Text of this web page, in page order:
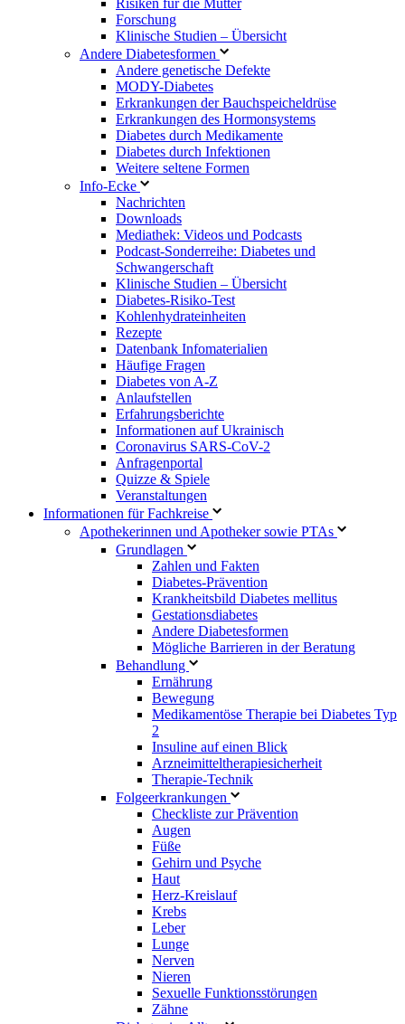
Forschung
Klinische Studien – Übersicht
Andere Diabetesformen
Andere genetische Defekte
MODY-Diabetes
Erkrankungen der Bauchspeicheldrüse
Erkrankungen des Hormonsystems
Diabetes durch Medikamente
Diabetes durch Infektionen
Weitere seltene Formen
Info-Ecke
Nachrichten
Downloads
Mediathek: Videos und Podcasts
Podcast-Sonderreihe: Diabetes und
Schwangerschaft
Klinische Studien – Übersicht
Diabetes-Risiko-Test
Kohlenhydrateinheiten
Rezepte
Datenbank Infomaterialien
Häufige Fragen
Diabetes von A-Z
Anlaufstellen
Erfahrungsberichte
Informationen auf Ukrainisch
Coronavirus SARS-CoV-2
Anfragenportal
Quizze & Spiele
Veranstaltungen
Informationen für Fachkreise
Apothekerinnen und Apotheker sowie PTAs
Grundlagen
Zahlen und Fakten
Diabetes-Prävention
Krankheitsbild Diabetes mellitus
Gestationsdiabetes
Andere Diabetesformen
Mögliche Barrieren in der Beratung
Behandlung
Ernährung
Bewegung
Medikamentöse Therapie bei Diabetes Typ
2
Insuline auf einen Blick
Arzneimitteltherapie­sicherheit
Therapie-Technik
Fol­ge­er­kran­kun­gen
Checkliste zur Prävention
Augen
Füße
Gehirn und Psyche
Haut
Herz-Kreislauf
Krebs
Leber
Lunge
Nerven
Nieren
Sexuelle Funktionsstörungen
Zähne